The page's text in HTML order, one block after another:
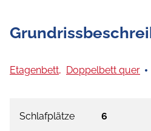
Etagenbett, Doppelbett quer
Schlafplätze 6